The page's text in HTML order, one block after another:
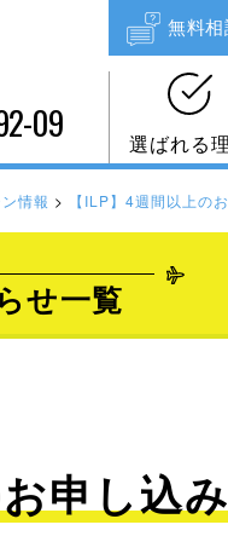
無料
09 選ばれる
情報 > 【ILP】4週間以上の
せ一覧
申し込